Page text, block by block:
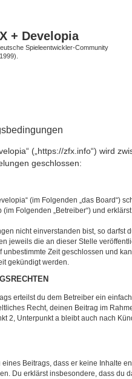
+ Developia
Spieleentwickler-Community
(„https://zfx.info“) wird
geschlossen:
(im Folgenden „das Board“)
Folgenden „Betreiber“) und
nicht einverstanden bist, so darfst
jeweils die an dieser Stelle
unbestimmte Zeit geschlossen und
gekündigt werden.
erteilst du dem Betreiber ein
Recht, deinen Beitrag im
2, Unterpunkt a bleibt auch nach
eines Beitrags, dass er keine Inhalte
Du erklärst insbesondere, dass du